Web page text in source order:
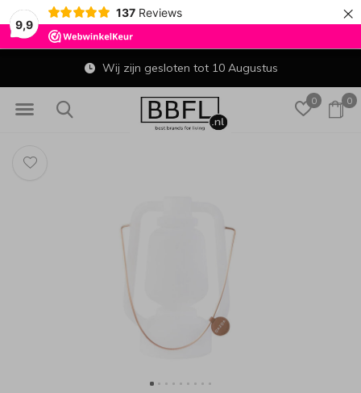
9,9
137 Reviews ×
0 0
Wij zijn gesloten tot 10 Augustus